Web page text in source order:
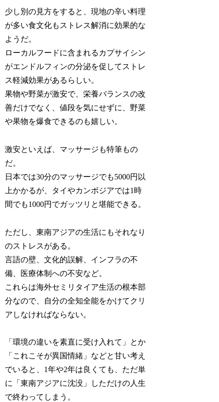
少し別の見方をすると、現地の辛い料理
が多い食文化もストレス解消に効果的な
ようだ。
ローカルフードに含まれるカプサイシン
がエンドルフィンの分泌を促してストレ
ス軽減効果があるらしい。
果物や野菜が激安で、栄養バランスの改
善だけでなく、値段を気にせずに、野菜
や果物を爆食できるのも嬉しい。
激安といえば、マッサージも特筆もの
だ。
日本では30分のマッサージでも5000円以
上かかるが、タイやカンボジアでは1時
間でも1000円でガッツリと堪能できる。
ただし、東南アジアの生活にもそれなり
のストレスがある。
言語の壁、文化的誤解、インフラの不
備、医療体制への不安など。
これらは海外セミリタイア生活の根本部
分なので、自分の全知全能をかけてクリ
アしなければならない。
「環境の違いを素直に受け入れて」とか
「これこそが異国情緒」などと甘い考え
でいると、1年や2年は良くても、ただ単
に「東南アジアに沈没」しただけの人生
で終わってしまう。